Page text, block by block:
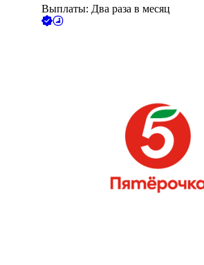
Выплаты: Два раза в месяц